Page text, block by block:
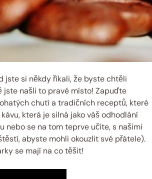
jste si někdy říkali, že byste chtěli
jste našli to pravé místo! Zapuďte
chutí a tradičních receptů, které
která je silná jako váš odhodlání
nebo se na tom teprve učíte, s našimi
abyste mohli okouzlit své přátele).
se mají na co těšit!